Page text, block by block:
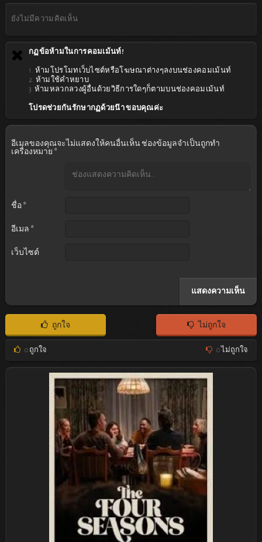
ยังไม่มีความคิดเห็น
กฏข้อห้ามในการคอมเม้นท์!
1. ห้ามโปรโมทเว็บไซต์หรือโฆษณาต่างๆลงบนช่องคอมเม้นท์
2. ห้ามใช้คำหยาบ
3. ห้ามหลวกลวงผู้อื่นด้วยวิธีการใดๆก็ตามบนช่องคอมเม้นท์
โปรดช่วยกันรักษากฏด้วยน๊า ขอบคุณค่ะ
อีเมลของคุณจะไม่แสดงให้คนอื่นเห็น ช่องข้อมูลจำเป็นถูกทำ
เครื่องหมาย *
ชื่อ *
อีเมล *
เว็บไซต์
ถูกใจ ไม่ถูกใจ
0ถูกใจ 0ไม่ถูกใจ